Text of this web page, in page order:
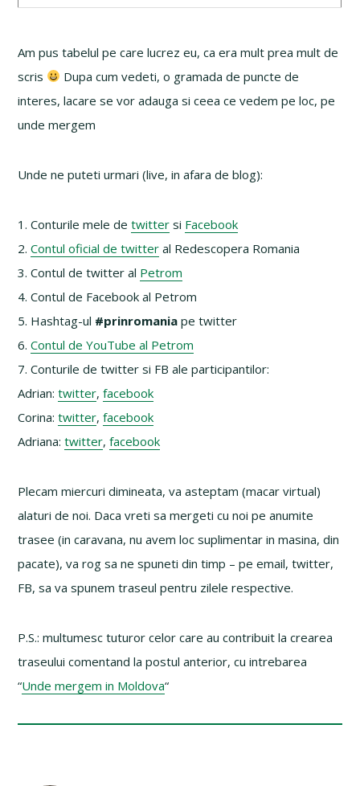
Am pus tabelul pe care lucrez eu, ca era mult prea mult de
scris
Dupa cum vedeti, o gramada de puncte de
interes, lacare se vor adauga si ceea ce vedem pe loc, pe
unde mergem
Unde ne puteti urmari (live, in afara de blog):
1. Conturile mele detwitter si Facebook
2.Contul oficial de twitter al Redescopera Romania
3. Contul de twitter al Petrom
4. Contul de Facebook al Petrom
5. Hashtag-ul #prinromania pe twitter
6.Contul de YouTube al Petrom
7. Conturile de twitter si FB ale participantilor:
Adrian:twitter,facebook
Corina:twitter,facebook
Adriana:twitter,facebook
Plecam miercuri dimineata, va asteptam (macar virtual)
alaturi de noi. Daca vreti sa mergeti cu noi pe anumite
trasee (in caravana, nu avem loc suplimentar in masina, din
pacate), va rog sa ne spuneti din timp – pe email, twitter,
FB, sa va spunem traseul pentru zilele respective.
P.S.: multumesc tuturor celor care au contribuit la crearea
traseului comentand la postul anterior, cu intrebarea
“Unde mergem in Moldova“